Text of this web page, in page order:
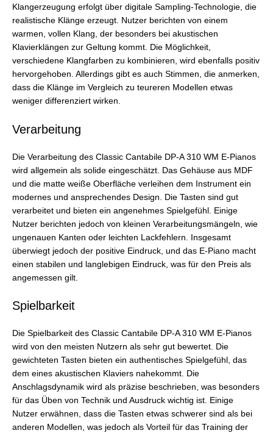
Klangerzeugung erfolgt über digitale Sampling-Technologie, die
realistische Klänge erzeugt. Nutzer berichten von einem
warmen, vollen Klang, der besonders bei akustischen
Klavierklängen zur Geltung kommt. Die Möglichkeit,
verschiedene Klangfarben zu kombinieren, wird ebenfalls positiv
hervorgehoben. Allerdings gibt es auch Stimmen, die anmerken,
dass die Klänge im Vergleich zu teureren Modellen etwas
weniger differenziert wirken.
Verarbeitung
Die Verarbeitung des Classic Cantabile DP-A 310 WM E-Pianos
wird allgemein als solide eingeschätzt. Das Gehäuse aus MDF
und die matte weiße Oberfläche verleihen dem Instrument ein
modernes und ansprechendes Design. Die Tasten sind gut
verarbeitet und bieten ein angenehmes Spielgefühl. Einige
Nutzer berichten jedoch von kleinen Verarbeitungsmängeln, wie
ungenauen Kanten oder leichten Lackfehlern. Insgesamt
überwiegt jedoch der positive Eindruck, und das E-Piano macht
einen stabilen und langlebigen Eindruck, was für den Preis als
angemessen gilt.
Spielbarkeit
Die Spielbarkeit des Classic Cantabile DP-A 310 WM E-Pianos
wird von den meisten Nutzern als sehr gut bewertet. Die
gewichteten Tasten bieten ein authentisches Spielgefühl, das
dem eines akustischen Klaviers nahekommt. Die
Anschlagsdynamik wird als präzise beschrieben, was besonders
für das Üben von Technik und Ausdruck wichtig ist. Einige
Nutzer erwähnen, dass die Tasten etwas schwerer sind als bei
anderen Modellen, was jedoch als Vorteil für das Training der